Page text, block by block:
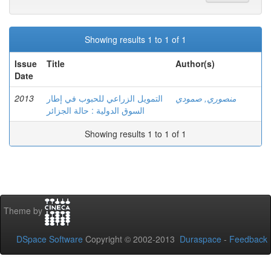
Showing results 1 to 1 of 1
Issue
Date
Title Author(s)
2013
التمويل الزراعي للحبوب في إطار
السوق الدولية : حالة الجزائر
منصوري, صمودي
Showing results 1 to 1 of 1
Theme by
DSpace Software Copyright © 2002-2013 Duraspace - Feedback